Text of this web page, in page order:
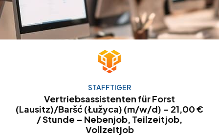
STAFFTIGER
Vertriebsassistenten für Forst
(Lausitz)/Baršć (Łužyca) (m/w/d) – 21,00 €
/ Stunde – Nebenjob, Teilzeitjob,
Vollzeitjob